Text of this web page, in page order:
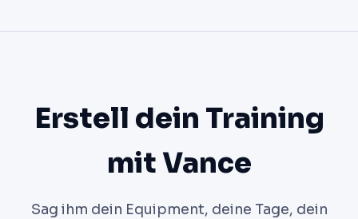
Erstell dein Training
mit Vance
Sag ihm dein Equipment, deine Tage, dein